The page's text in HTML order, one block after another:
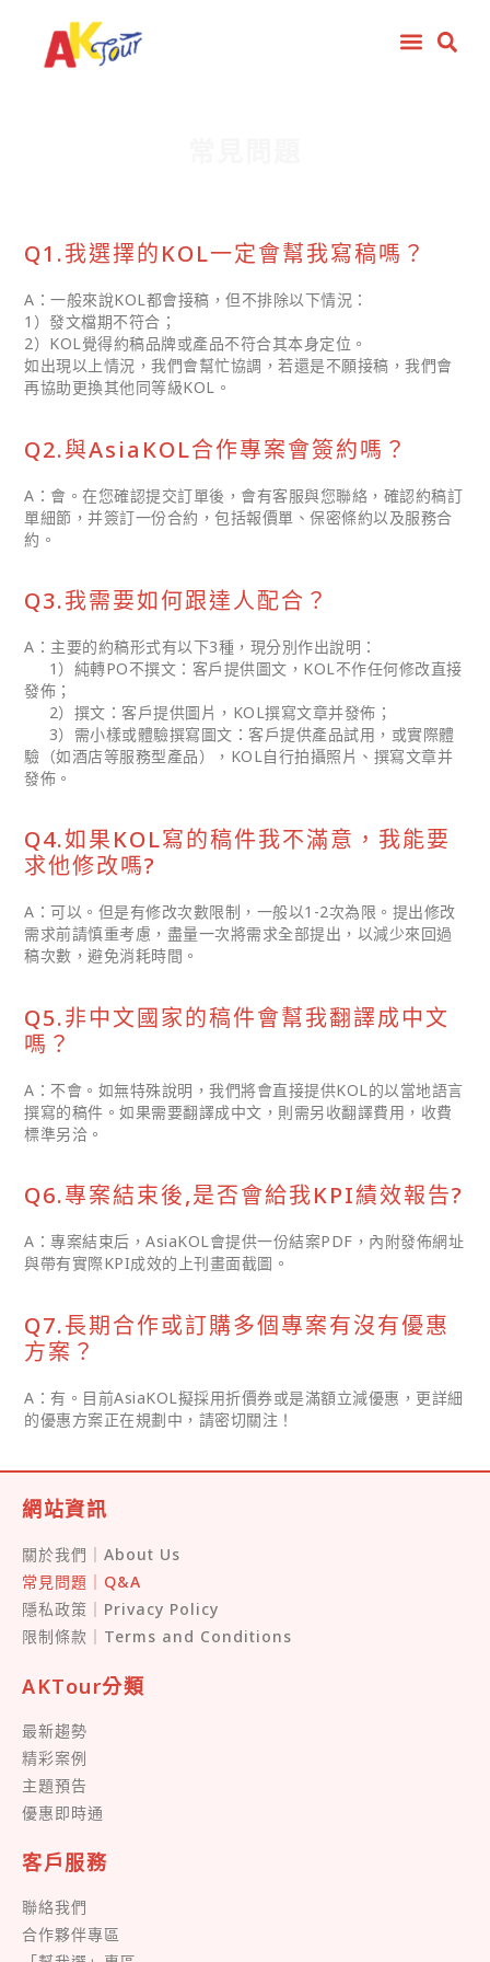
Q1.我選擇的KOL一定會幫我寫稿嗎？
A：一般來說KOL都會接稿，但不排除以下情況：
1）發文檔期不符合；
2）KOL覺得約稿品牌或產品不符合其本身定位。
如出現以上情況，我們會幫忙協調，若還是不願接稿，我們會
再協助更換其他同等級KOL。
Q2.與AsiaKOL合作專案會簽約嗎？
A：會。在您確認提交訂單後，會有客服與您聯絡，確認約稿訂
單細節，并簽訂一份合約，包括報價單、保密條約以及服務合
約。
Q3.我需要如何跟達人配合？
A：主要的約稿形式有以下3種，現分別作出說明：
1）純轉PO不撰文：客戶提供圖文，KOL不作任何修改直接
發佈；
2）撰文：客戶提供圖片，KOL撰寫文章并發佈；
3）需小樣或體驗撰寫圖文：客戶提供產品試用，或實際體
驗（如酒店等服務型產品），KOL自行拍攝照片、撰寫文章并
發佈。
Q4.如果KOL寫的稿件我不滿意，我能要
求他修改嗎?
A：可以。但是有修改次數限制，一般以1-2次為限。提出修改
需求前請慎重考慮，盡量一次將需求全部提出，以減少來回過
稿次數，避免消耗時間。
Q5.非中文國家的稿件會幫我翻譯成中文
嗎？
A：不會。如無特殊說明，我們將會直接提供KOL的以當地語言
撰寫的稿件。如果需要翻譯成中文，則需另收翻譯費用，收費
標準另洽。
Q6.專案結束後,是否會給我KPI績效報告?
A：專案結束后，AsiaKOL會提供一份結案PDF，內附發佈網址
與帶有實際KPI成效的上刊畫面截圖。
Q7.長期合作或訂購多個專案有沒有優惠
方案？
A：有。目前AsiaKOL擬採用折價券或是滿額立減優惠，更詳細
的優惠方案正在規劃中，請密切關注！
網站資訊
關於我們｜About Us
常見問題｜Q&A
隱私政策｜Privacy Policy
限制條款｜Terms and Conditions
AKTour分類
最新趨勢
精彩案例
主題預告
優惠即時通
客戶服務
聯絡我們
合作夥伴專區